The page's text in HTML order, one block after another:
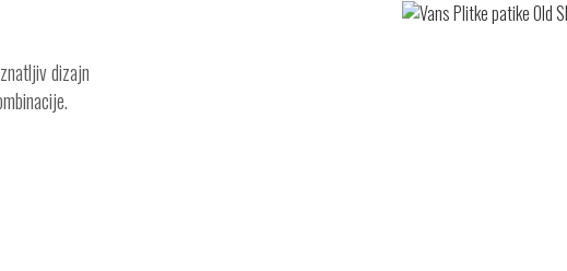
dizajn